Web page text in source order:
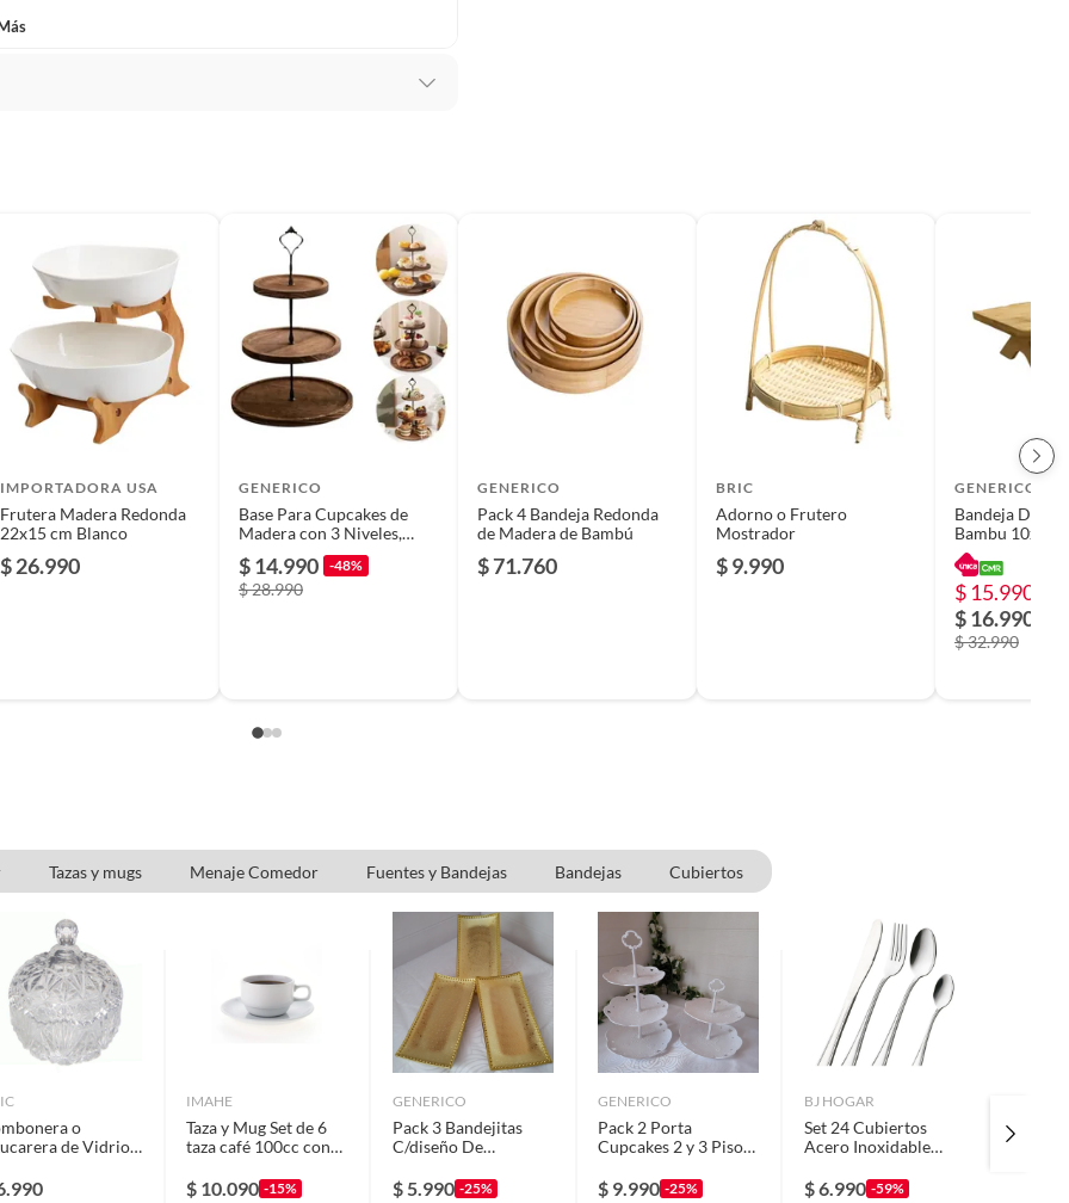
daños físicos causados por mal uso, uso excesivo,
transporte o descuido. Debe venir en su caja
Para Postres
ensamblado requerido
IMPORTADORA USA
Frutera Madera Redonda
22x15 cm Blanco
$ 26.990
GENERICO
Base Para Cupcakes de
Madera con 3 Niveles,
Soporte de Exhibición
Circular Para Postres
$ 14.990 -48%
$ 28.990
GENERICO
Pack 4 Bandeja Redonda
de Madera de Bambú
$ 71.760
BRIC
Adorno o Frutero
Mostrador
$ 9.990
GENERICO
Bandeja De
Bambu
$ 15.990
$ 16.990
$ 32.990
Tazas y mugs Menaje Comedor Fuentes y Bandejas Bandejas Cubiertos
o
de Vidrio
IMAHE
Taza y Mug Set de 6
taza café 100cc con
tower IMAHE
$ 10.090 -15%
GENERICO
Pack 3 Bandejitas
C/diseño De
$ 5.990 -25%
GENERICO
Pack 2 Porta
Cupcakes 2 y 3 Pisos
$ 9.990 -25%
BJ HOGAR
Set 24 Cubiertos
Acero Inoxidable
Cuchara Caja
$6.990 -59%
Cesta